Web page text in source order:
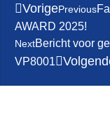
VorigePrevious
AWARD 2025!
NextBericht voor
VP8001